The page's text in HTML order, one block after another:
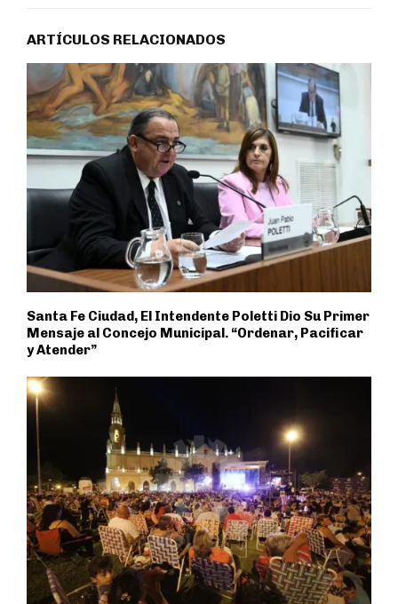
ARTÍCULOS RELACIONADOS
Santa Fe Ciudad, El Intendente Poletti Dio Su Primer
Mensaje al Concejo Municipal. “Ordenar, Pacificar
y Atender”